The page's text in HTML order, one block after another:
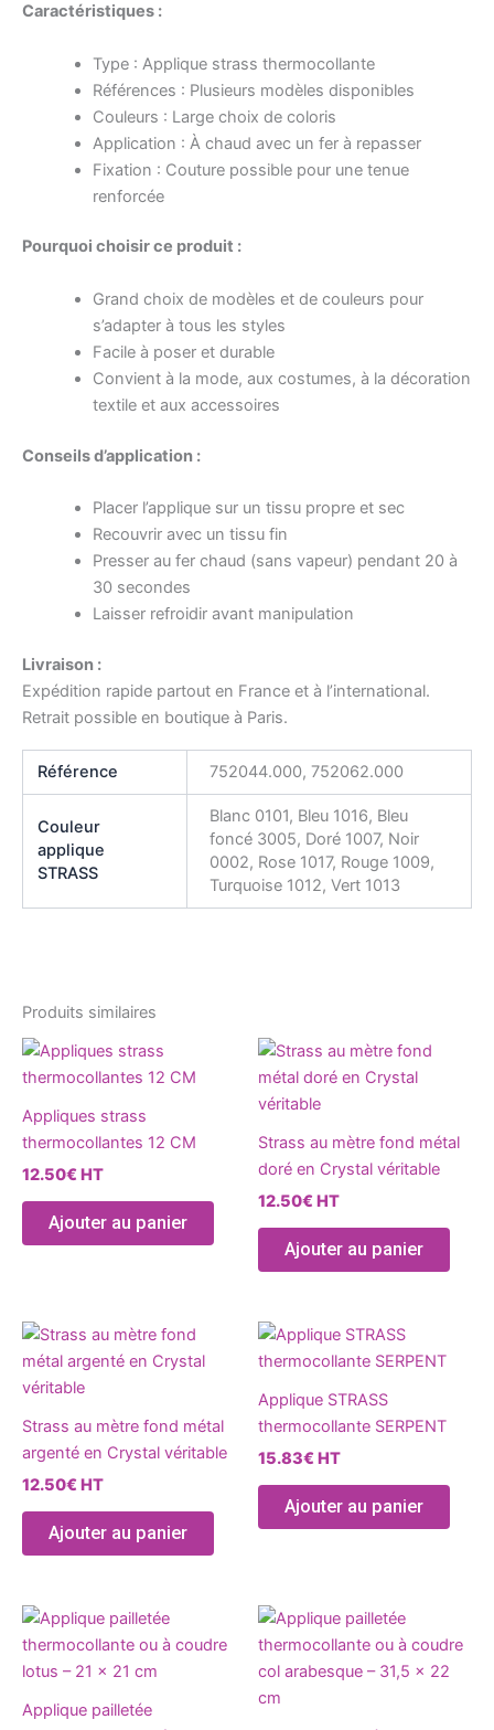
Caractéristiques :
Type : Applique strass thermocollante
Références : Plusieurs modèles disponibles
Couleurs : Large choix de coloris
Application : À chaud avec un fer à repasser
Fixation : Couture possible pour une tenue
renforcée
Pourquoi choisir ce produit :
Grand choix de modèles et de couleurs pour
s’adapter à tous les styles
Facile à poser et durable
Convient à la mode, aux costumes, à la décoration
textile et aux accessoires
Conseils d’application :
Placer l’applique sur un tissu propre et sec
Recouvrir avec un tissu fin
Presser au fer chaud (sans vapeur) pendant 20 à
30 secondes
Laisser refroidir avant manipulation
Livraison :
Expédition rapide partout en France et à l’international.
Retrait possible en boutique à Paris.
Référence 752044.000, 752062.000
Couleur
applique
STRASS
Blanc 0101, Bleu 1016, Bleu
foncé 3005, Doré 1007, Noir
0002, Rose 1017, Rouge 1009,
Turquoise 1012, Vert 1013
Produits similaires
Appliques strass
thermocollantes 12 CM
12.50€HT
Ajouter au panier
produit
variations.
options
peuvent
produit
Strass au mètre fond métal
doré en Crystal véritable
12.50€HT
Ajouter au panier
Strass au mètre fond métal
argenté en Crystal véritable
12.50€HT
Ajouter au panier
produit
plusieurs
variations.
Les
options
peuvent
page
produit
Applique STRASS
thermocollante SERPENT
15.83€HT
Ajouter au panier
page
Applique pailletée
produit
plusieurs